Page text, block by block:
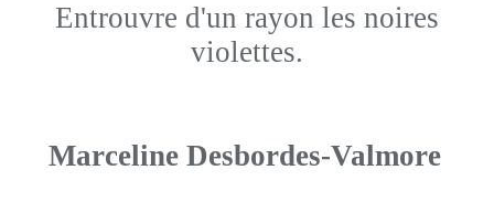
Entrouvre d'un rayon les noires
violettes.
Marceline Desbordes-Valmore